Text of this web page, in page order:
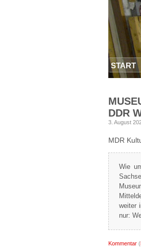
START
DDR
3. August
MDR
Wie
weiter
nur:
Kommentar (